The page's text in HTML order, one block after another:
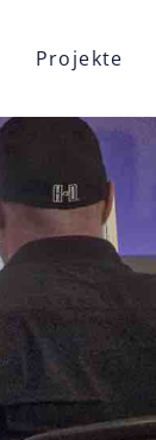
Projekte